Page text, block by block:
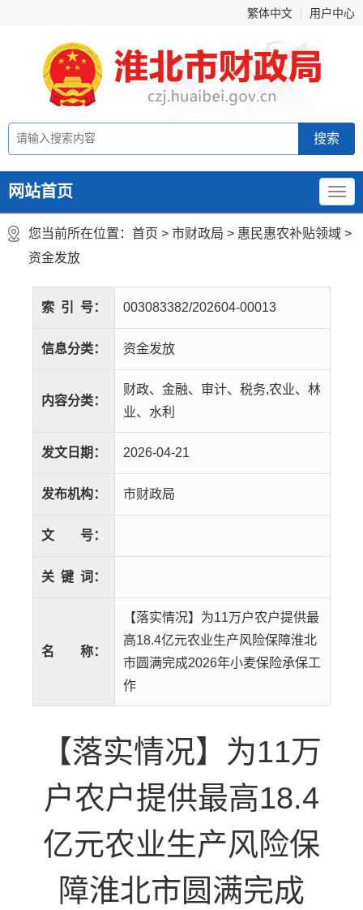
繁体中文 用户中心
网站首页
您当前所在位置： 首页 > 市财政局 > 惠民惠农补贴领域 >
资金发放
索 引 号： 003083382/202604-00013
信息分类： 资金发放
内容分类：
财政、金融、审计、税务,农业、林
业、水利
发文日期： 2026-04-21
发布机构： 市财政局
文 号：
关 键 词：
名 称：
【落实情况】为11万户农户提供最
高18.4亿元农业生产风险保障淮北
市圆满完成2026年小麦保险承保工
作
【落实情况】为11万
户农户提供最高18.4
亿元农业生产风险保
障淮北市圆满完成